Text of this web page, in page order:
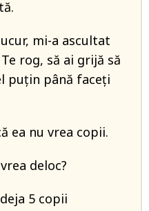
mi-a ascultat
rog, să ai grijă să
puțin până faceți
ea nu vrea copii.
deloc?
5 copii